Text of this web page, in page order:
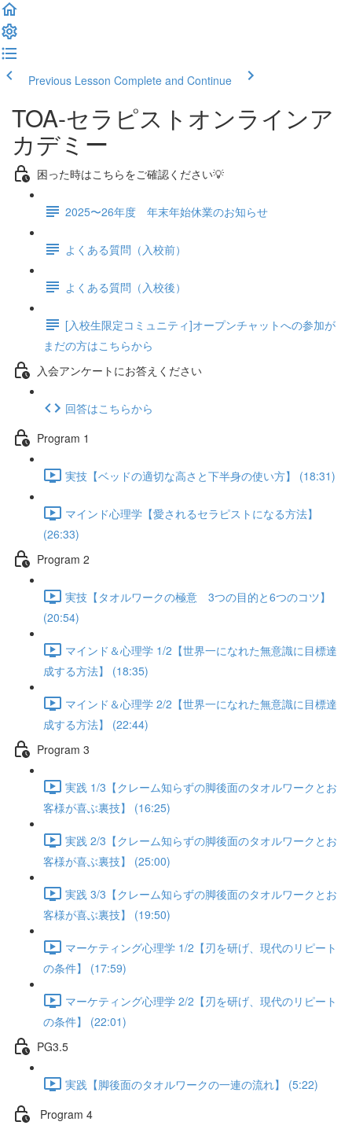
Previous Lesson Complete and Continue
TOA-セラピストオンラインア
カデミー
困った時はこちらをご確認ください💡
2025〜26年度 年末年始休業のお知らせ
よくある質問（入校前）
よくある質問（入校後）
[入校生限定コミュニティ]オープンチャットへの参加が
まだの方はこちらから
入会アンケートにお答えください
回答はこちらから
Program 1
実技【ベッドの適切な高さと下半身の使い方】 (18:31)
マインド心理学【愛されるセラピストになる方法】
(26:33)
Program 2
実技【タオルワークの極意 3つの目的と6つのコツ】
(20:54)
マインド＆心理学 1/2【世界一になれた無意識に目標達
成する方法】 (18:35)
マインド＆心理学 2/2【世界一になれた無意識に目標達
成する方法】 (22:44)
Program 3
実践 1/3【クレーム知らずの脚後面のタオルワークとお
客様が喜ぶ裏技】 (16:25)
実践 2/3【クレーム知らずの脚後面のタオルワークとお
客様が喜ぶ裏技】 (25:00)
実践 3/3【クレーム知らずの脚後面のタオルワークとお
客様が喜ぶ裏技】 (19:50)
マーケティング心理学 1/2【刃を研げ、現代のリピート
の条件】 (17:59)
マーケティング心理学 2/2【刃を研げ、現代のリピート
の条件】 (22:01)
PG3.5
実践【脚後面のタオルワークの一連の流れ】 (5:22)
Program 4